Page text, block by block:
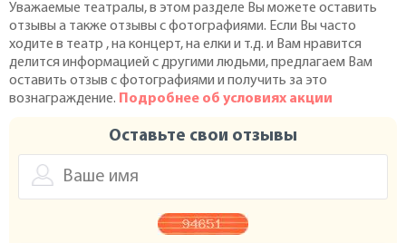
Уважаемые театралы, в этом разделе Вы можете оставить
отзывы а также отзывы с фотографиями. Если Вы часто
ходите в театр , на концерт, на елки и т.д. и Вам нравится
делится информацией с другими людьми, предлагаем Вам
оставить отзыв с фотографиями и получить за это
вознаграждение. Подробнее об условиях акции
Оставьте свои отзывы